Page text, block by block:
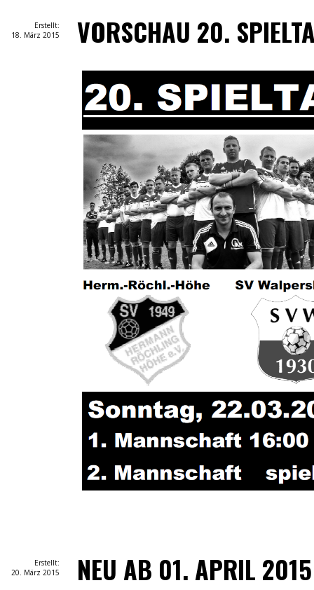
Erstellt:
18. März 2015
VORSCHAU 20.
Erstellt:
20. März 2015
NEU AB 01. APRIL 2015